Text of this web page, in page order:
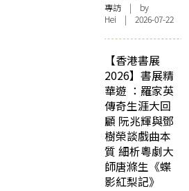
專訪 | by
Hei | 2026-07-22
【香港書展
2026】書展精
華遊 ：羅家英
傳奇生涯大回
顧 阮兆輝與鄧
樹榮談戲曲本
質 細析粵劇大
師唐滌生《蝶
影紅梨記》